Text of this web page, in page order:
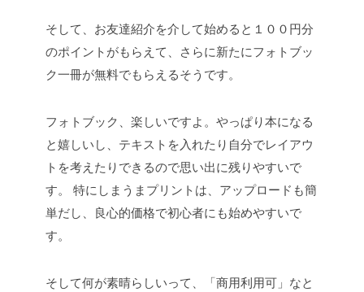
そして、お友達紹介を介して始めると１００円分
のポイントがもらえて、さらに新たにフォトブッ
ク一冊が無料でもらえるそうです。
フォトブック、楽しいですよ。やっぱり本になる
と嬉しいし、テキストを入れたり自分でレイアウ
トを考えたりできるので思い出に残りやすいで
す。
特にしまうまプリントは、アップロードも簡
単だし、良心的価格で初心者にも始めやすいで
す。
そして何が素晴らしいって、「商用利用可」なと